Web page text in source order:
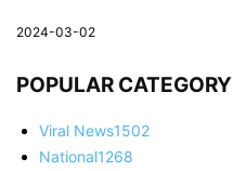
2024-03-02
POPULAR CATEGORY
Viral News1502
National1268